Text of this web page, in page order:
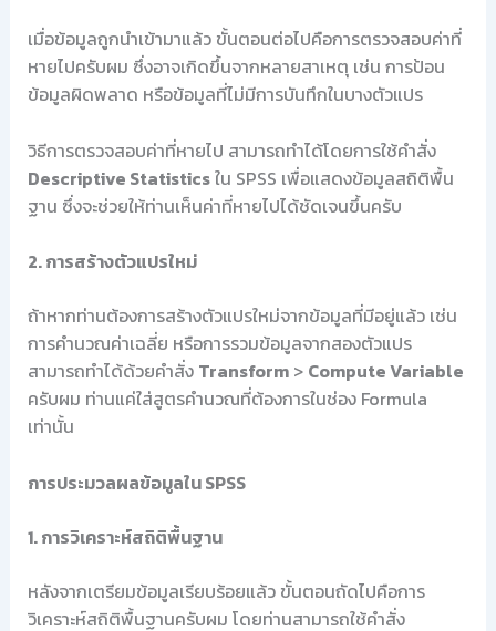
เมื่อข้อมูลถูกนำเข้ามาแล้ว ขั้นตอนต่อไปคือการตรวจสอบค่าที่
หายไปครับผม ซึ่งอาจเกิดขึ้นจากหลายสาเหตุ เช่น การป้อน
ข้อมูลผิดพลาด หรือข้อมูลที่ไม่มีการบันทึกในบางตัวแปร
วิธีการตรวจสอบค่าที่หายไป สามารถทำได้โดยการใช้คำสั่ง
Descriptive Statisticsใน SPSS เพื่อแสดงข้อมูลสถิติพื้น
ฐาน ซึ่งจะช่วยให้ท่านเห็นค่าที่หายไปได้ชัดเจนขึ้นครับ
2. การสร้างตัวแปรใหม่
ถ้าหากท่านต้องการสร้างตัวแปรใหม่จากข้อมูลที่มีอยู่แล้ว เช่น
การคำนวณค่าเฉลี่ย หรือการรวมข้อมูลจากสองตัวแปร
สามารถทำได้ด้วยคำสั่ง Transform> Compute Variable
ครับผม ท่านแค่ใส่สูตรคำนวณที่ต้องการในช่อง Formula
เท่านั้น
การประมวลผลข้อมูลใน SPSS
1. การวิเคราะห์สถิติพื้นฐาน
หลังจากเตรียมข้อมูลเรียบร้อยแล้ว ขั้นตอนถัดไปคือการ
วิเคราะห์สถิติพื้นฐานครับผม โดยท่านสามารถใช้คำสั่ง